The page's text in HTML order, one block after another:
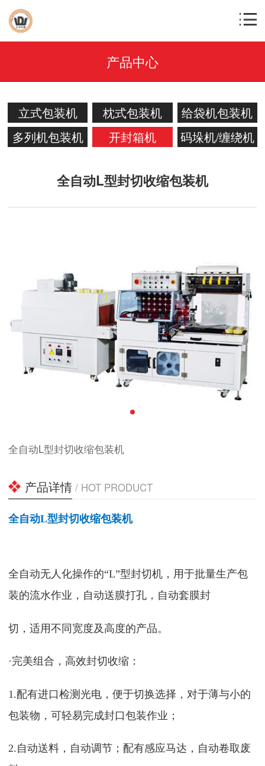
产品中心
立式包装机 枕式包装机
给袋机包装机
多列机包装机
开封箱机 码垛机/缠绕机
全自动L型封切收缩包装机
全自动L型封切收缩包装机
产品详情 / HOT PRODUCT
全自动L型封切收缩包装机
全自动无人化操作的“L”型封切机，用于批量生产包
装的流水作业，自动送膜打孔，自动套膜封
切，适用不同宽度及高度的产品。
·完美组合，高效封切收缩：
1.配有进口检测光电，便于切换选择，对于薄与小的
包装物，可轻易完成封口包装作业；
2.自动送料，自动调节；配有感应马达，自动卷取废